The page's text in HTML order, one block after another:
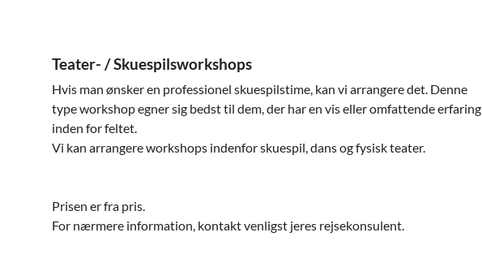
Teater- / Skuespilsworkshops
Hvis man ønsker en professionel skuespilstime, kan vi arrangere det. Denne
type workshop egner sig bedst til dem, der har en vis eller omfattende erfaring
inden for feltet.
Vi kan arrangere workshops indenfor skuespil, dans og fysisk teater.
Prisen er fra pris.
For nærmere information, kontakt venligst jeres rejsekonsulent.